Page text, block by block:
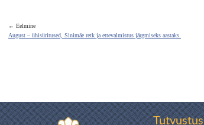
← Eelmine
August – ühisüritused, Sinimäe retk ja ettevalmistus järgmiseks aastaks.
Tutvustus